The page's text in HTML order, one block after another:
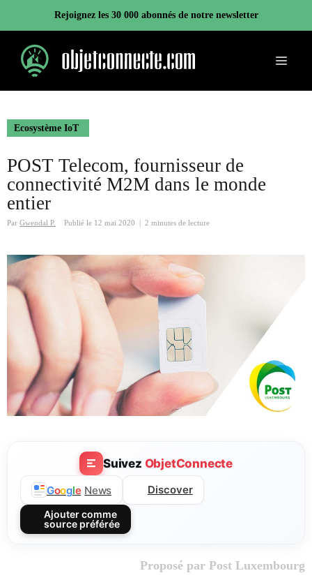
contenu
Rejoignez les 30 000 abonnés de notre newsletter
Menu
Ecosystème IoT
POST Telecom, fournisseur de
connectivité M2M dans le monde
entier
Par Gwendal P. Publié le 12 mai 2020 2 minutes de lecture
Suivez ObjetConnecte
Google News Discover
Ajouter comme
source préférée
Proposé par Post Luxembourg